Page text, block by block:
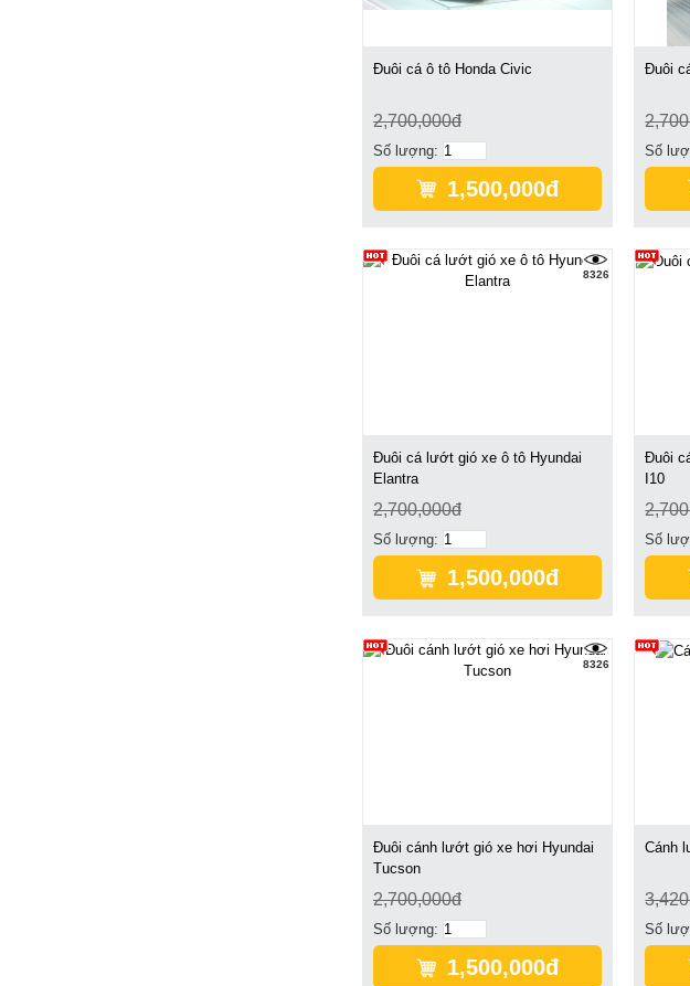
Đuôi cá ô tô Honda Civic
2,700,000đ
Số lượng:
1,500,000đ
Đuôi
Số
8326
Đuôi cá lướt gió xe ô tô Hyundai
Elantra
2,700,000đ
Số lượng:
1,500,000đ
Đuôi
I10
Số
8326
Đuôi cánh lướt gió xe hơi Hyundai
Tucson
2,700,000đ
Số lượng:
1,500,000đ
Cánh
Số